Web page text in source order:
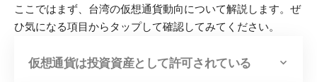
ここではまず、台湾の仮想通貨動向について解説します。ぜ
ひ気になる項目からタップして確認してみてください。
仮想通貨は投資資産として許可されている